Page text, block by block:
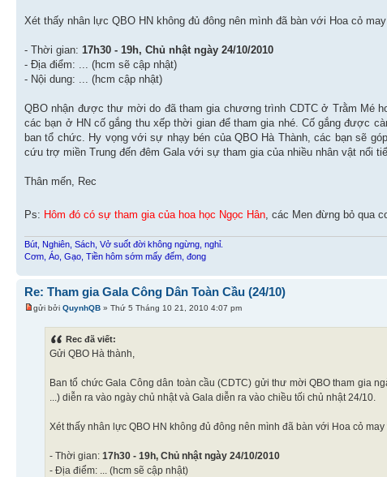
Xét thấy nhân lực QBO HN không đủ đông nên mình đã bàn với Hoa cỏ
- Thời gian: 17h30 - 19h, Chủ nhật ngày 24/10/2010
- Địa điểm: ... (hcm sẽ cập nhật)
- Nội dung: ... (hcm cập nhật)
QBO nhận được thư mời do đã tham gia chương trình CDTC ở Trằm Mé
các bạn ở HN cố gắng thu xếp thời gian để tham gia nhé. Cố gắng được
ban tổ chức. Hy vọng với sự nhạy bén của QBO Hà Thành, các bạn sẽ
cứu trợ miền Trung đến đêm Gala với sự tham gia của nhiều nhân vật nổi
Thân mến, Rec
Ps: Hôm đó có sự tham gia của hoa học Ngọc Hân , các Men đừng bỏ qua
Bút, Nghiên, Sách, Vở suốt đời không ngừng, nghỉ.
Cơm, Áo, Gạo, Tiền hôm sớm mấy đếm, đong
Re: Tham gia Gala Công Dân Toàn Cầu (24/10)
gửi bởi QuynhQB » Thứ 5 Tháng 10 21, 2010 4:07 pm
Rec đã viết:
Gửi QBO Hà thành,
Ban tổ chức Gala Công dân toàn cầu (CDTC) gửi thư mời QBO tham gia
...) diễn ra vào ngày chủ nhật và Gala diễn ra vào chiều tối chủ nhật 24/10.
Xét thấy nhân lực QBO HN không đủ đông nên mình đã bàn với Hoa cỏ
- Thời gian: 17h30 - 19h, Chủ nhật ngày 24/10/2010
- Địa điểm: ... (hcm sẽ cập nhật)